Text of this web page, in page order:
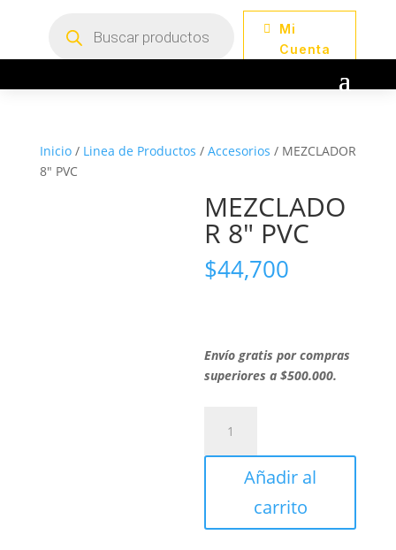
productos
Mi
Cuenta
Inicio/ Linea de Productos / Accesorios / MEZCLADOR
8″ PVC
MEZCLADO
R 8″ PVC
$44,700
Envío gratis por compras
superiores a $500.000.
PVC
cantidadAñadir al
carrito